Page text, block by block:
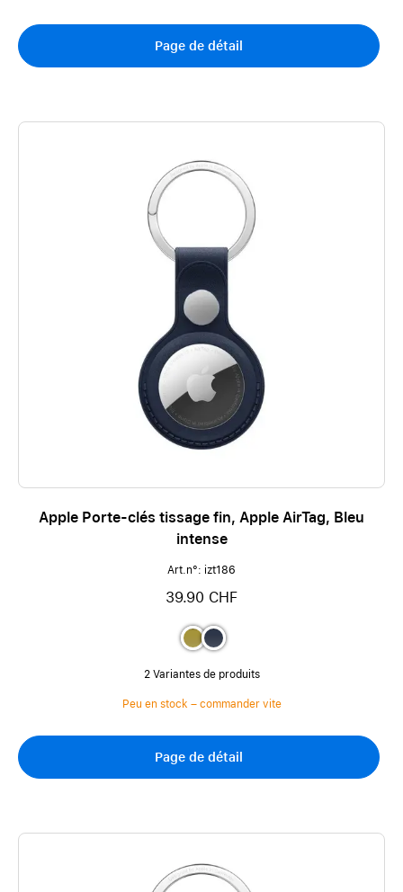
Page de détail
Apple Porte-clés tissage fin, Apple AirTag, Bleu
intense
Art.n°: izt186
39.90 CHF
2 Variantes de produits
Peu en stock – commander vite
Page de détail